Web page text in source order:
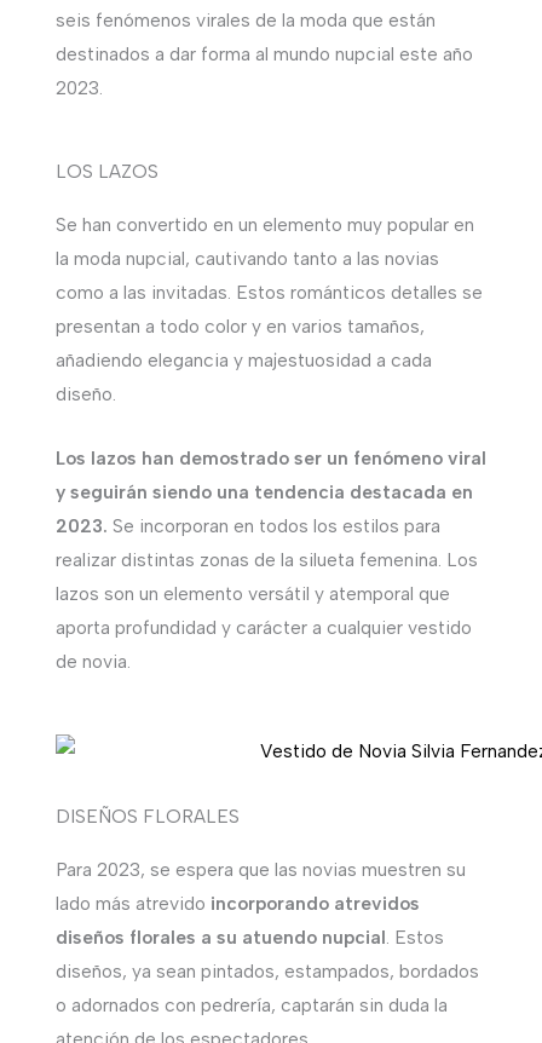
seis fenómenos virales de la moda que están
destinados a dar forma al mundo nupcial este año
2023.
LOS LAZOS
Se han convertido en un elemento muy popular en
la moda nupcial, cautivando tanto a las novias
como a las invitadas. Estos románticos detalles se
presentan a todo color y en varios tamaños,
añadiendo elegancia y majestuosidad a cada
diseño.
Los lazos han demostrado ser un fenómeno viral
y seguirán siendo una tendencia destacada en
2023. Se incorporan en todos los estilos para
realizar distintas zonas de la silueta femenina. Los
lazos son un elemento versátil y atemporal que
aporta profundidad y carácter a cualquier vestido
de novia.
DISEÑOS FLORALES
Para 2023, se espera que las novias muestren su
lado más atrevido incorporando atrevidos
diseños florales a su atuendo nupcial . Estos
diseños, ya sean pintados, estampados, bordados
o adornados con pedrería, captarán sin duda la
atención de los espectadores.